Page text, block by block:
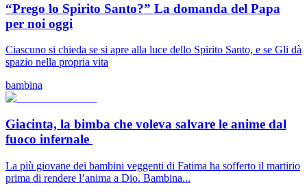
“Prego lo Spirito Santo?” La domanda del Papa
per noi oggi
Ciascuno si chieda se si apre alla luce dello Spirito Santo, e se Gli dà
spazio nella propria vita
bambina
Giacinta, la bimba che voleva salvare le anime dal
fuoco infernale
La più giovane dei bambini veggenti di Fatima ha sofferto il martirio
prima di rendere l’anima a Dio. Bambina...